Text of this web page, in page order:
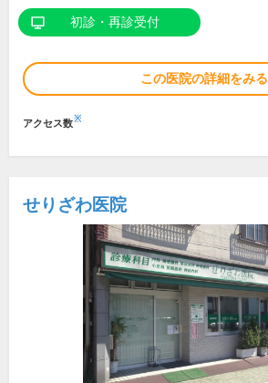
初診・再診受付
この医院の詳細をみる
アクセス数※
せりざわ医院